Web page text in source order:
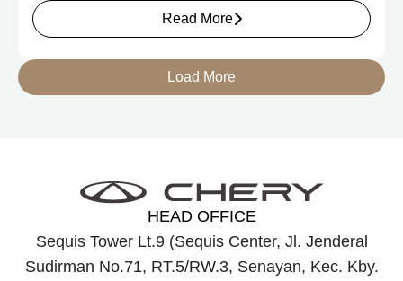
tersebut, Menteri Perindustrian meninjau dua produk
elektrifikasi terbaru Chery, yakni Chery Q, compact EV
berteknologi Range-Extended Electric Vehicle (REEV) yang
dirancang untuk mendukung perjalanan jarak jauh.
Read More
Load More
HEAD OFFICE
Sequis Tower Lt.9 (Sequis Center, Jl. Jenderal
Sudirman No.71, RT.5/RW.3, Senayan, Kec. Kby.